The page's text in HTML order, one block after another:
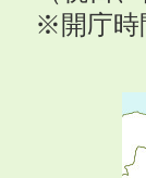
※開庁時